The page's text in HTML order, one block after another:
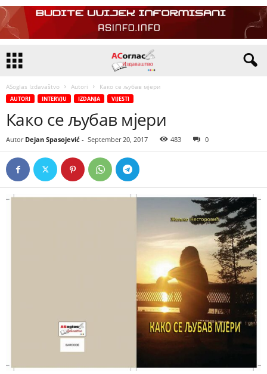
ASoglas Izdavaštvo Autori Како се љубав мјери
AUTORI INTERVJU IZDANJA VIJESTI
Како се љубав мјери
Autor Dejan Spasojević - September 20, 2017 483 0